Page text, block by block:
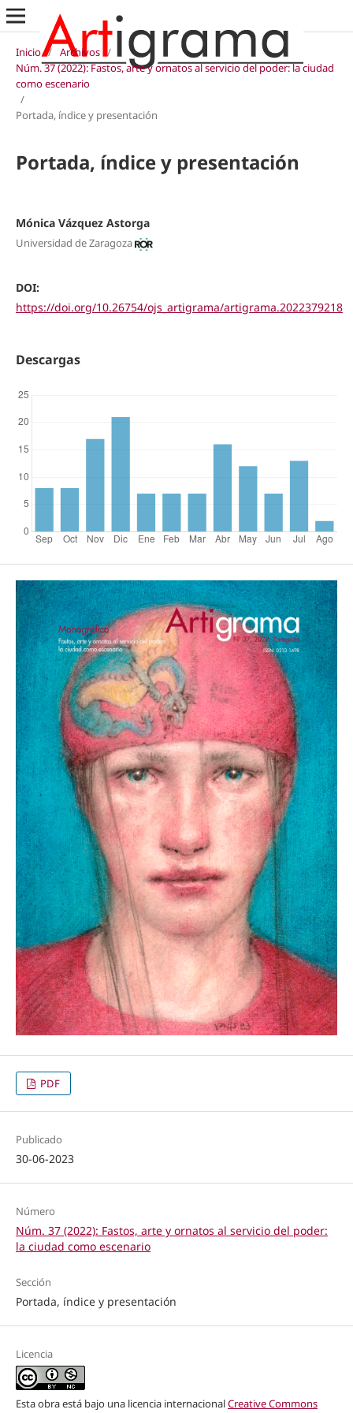
Inicio / Archivos /
Núm. 37 (2022): Fastos, arte y ornatos al servicio del poder: la ciudad
como escenario
/
Portada, índice y presentación
Portada, índice y presentación
Mónica Vázquez Astorga
Universidad de Zaragoza
DOI:
https://doi.org/10.26754/ojs_artigrama/artigrama.2022379218
Descargas
PDF
Publicado
30-06-2023
Número
Núm. 37 (2022): Fastos, arte y ornatos al servicio del poder:
la ciudad como escenario
Sección
Portada, índice y presentación
Licencia
Esta obra está bajo una licencia internacionalCreative Commons